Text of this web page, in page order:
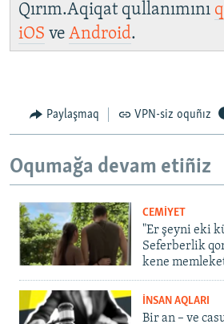
Qırım.Aqiqat qullanımını
iOS ve Android.
Paylaşmaq VPN-siz oquñız
Oqumağa devam etiñiz
CEMİYET
"Er şeyni eki
Seferberlik
kene
İNSAN AQLARI
Bir an – ve